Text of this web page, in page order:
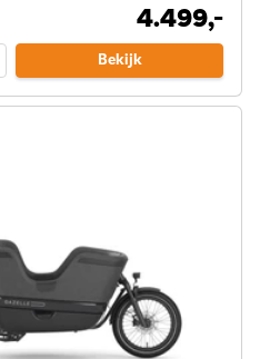
4.499,-
Bekijk